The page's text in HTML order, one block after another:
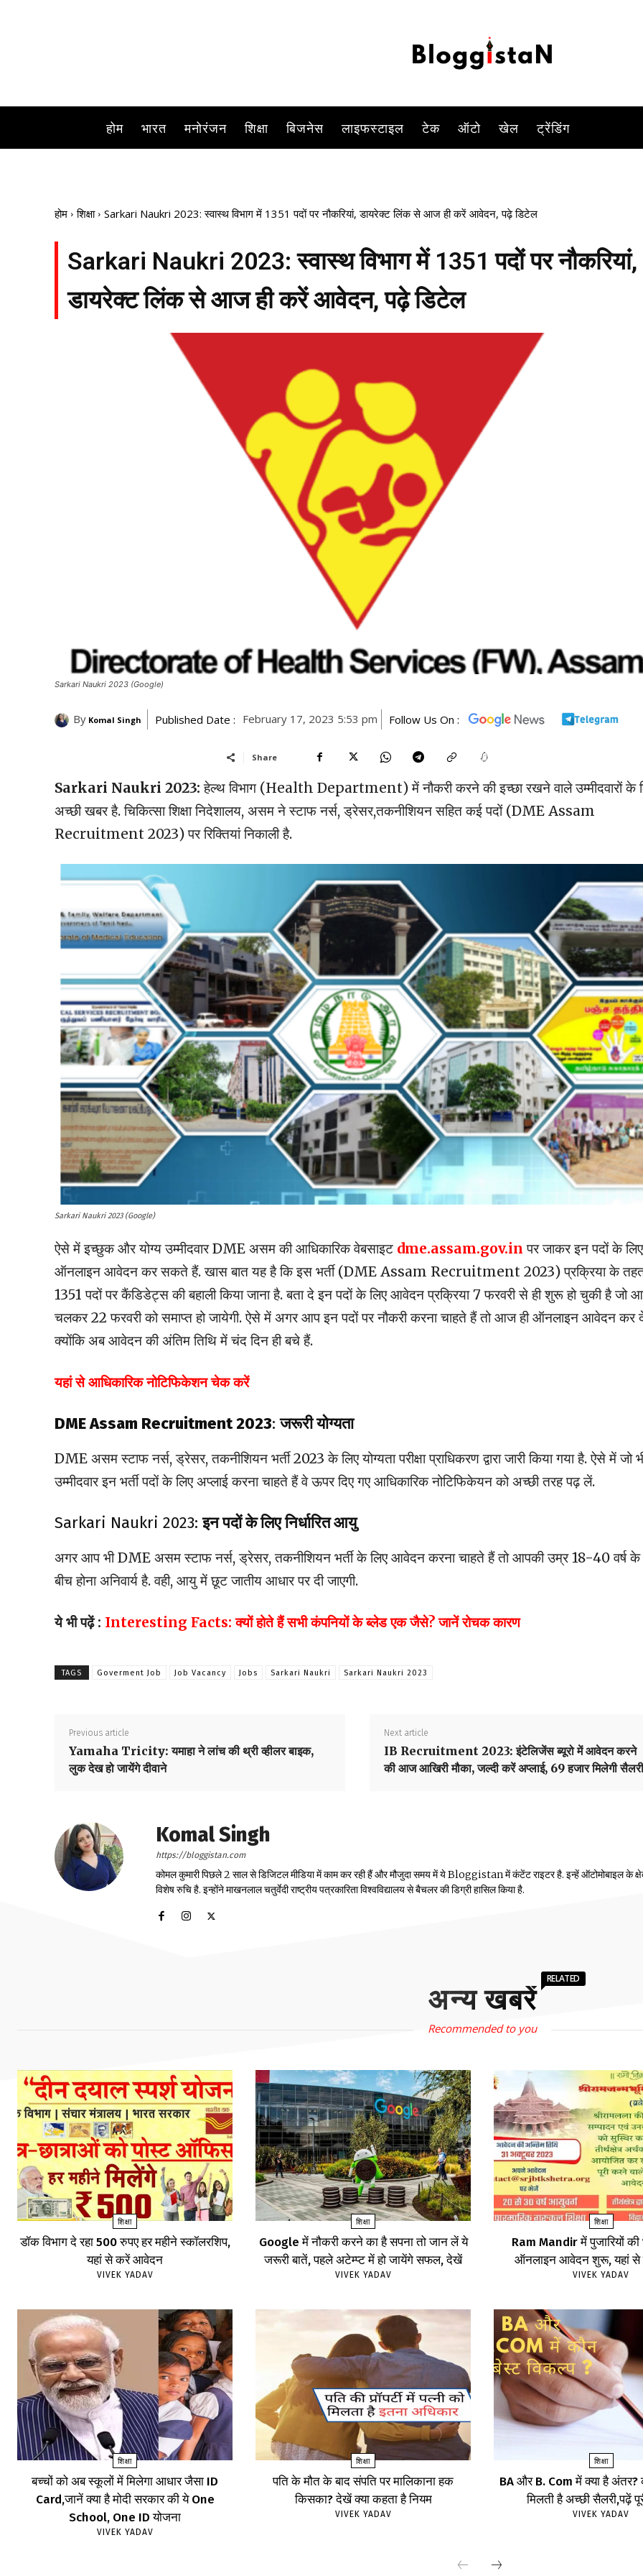
होम भारत मनोरंजन शिक्षा बिजनेस लाइफस्टाइल टेक ऑटो खेल ट्रेंडिंग
होम शिक्षा Sarkari Naukri 2023: स्वास्थ विभाग में 1351 पदों पर नौकरियां, डायरेक्ट लिंक से आज ही करें आवेदन, पढ़े डिटेल
Sarkari Naukri 2023: स्वास्थ विभाग में 1351 पदों पर नौकरियां,
डायरेक्ट लिंक से आज ही करें आवेदन, पढ़े डिटेल
Sarkari Naukri 2023 (Google)
By Komal Singh Published Date : February 17, 2023 5:53 pm Follow Us On :
Share
Sarkari Naukri 2023:हेल्थ विभाग (Health Department) में नौकरी करने की इच्छा रखने वाले उम्मीदवारों के
अच्छी खबर है. चिकित्सा शिक्षा निदेशालय, असम ने स्टाफ नर्स, ड्रेसर,तकनीशियन सहित कई पदों (DME Assam
Recruitment 2023) पर रिक्तियां निकाली है.
Sarkari Naukri 2023 (Google)
ऐसे में इच्छुक और योग्य उम्मीदवार DME असम की आधिकारिक वेबसाइट dme.assam.gov.in पर जाकर इन पदों के लिए
ऑनलाइन आवेदन कर सकते हैं. खास बात यह है कि इस भर्ती (DME Assam Recruitment 2023) प्रक्रिया के
1351 पदों पर कैंडिडेट्स की बहाली किया जाना है. बता दे इन पदों के लिए आवेदन प्रक्रिया 7 फरवरी से ही शुरू हो चुकी है जो
चलकर 22 फरवरी को समाप्त हो जायेगी. ऐसे में अगर आप इन पदों पर नौकरी करना चाहते हैं तो आज ही ऑनलाइन आवेदन कर
क्योंकि अब आवेदन की अंतिम तिथि में चंद दिन ही बचे हैं.
यहां से आधिकारिक नोटिफिकेशन चेक करें
DME Assam Recruitment 2023:जरूरी योग्यता
DME असम स्टाफ नर्स, ड्रेसर, तकनीशियन भर्ती 2023 के लिए योग्यता परीक्षा प्राधिकरण द्वारा जारी किया गया है. ऐसे में जो
उम्मीदवार इन भर्ती पदों के लिए अप्लाई करना चाहते हैं वे ऊपर दिए गए आधिकारिक नोटिफिकेयन को अच्छी तरह पढ़ लें.
Sarkari Naukri 2023:इन पदों के लिए निर्धारित आयु
अगर आप भी DME असम स्टाफ नर्स, ड्रेसर, तकनीशियन भर्ती के लिए आवेदन करना चाहते हैं तो आपकी उम्र 18-40 वर्ष के
बीच होना अनिवार्य है. वही, आयु में छूट जातीय आधार पर दी जाएगी.
ये भी पढ़ें : Interesting Facts: क्यों होते हैं सभी कंपनियों के ब्लेड एक जैसे? जानें रोचक कारण
TAGS Goverment Job Job Vacancy Jobs Sarkari Naukri Sarkari Naukri 2023
Previous article
Yamaha Tricity: यमाहा ने लांच की थ्री व्हीलर बाइक,
लुक देख हो जायेंगे दीवाने
Next article
IB Recruitment 2023: इंटेलिजेंस ब्यूरो में आवेदन करने
की आज आखिरी मौका, जल्दी करें अप्लाई, 69 हजार मिलेगी सैलरी
Komal Singh
https://bloggistan.com
कोमल कुमारी पिछले 2 साल से डिजिटल मीडिया में काम कर रही हैं और मौजुदा समय में ये Bloggistan में कंटेंट राइटर है. इन्हें ऑटोमोबाइल के
विशेष रुचि है. इन्होंने माखनलाल चतुर्वेदी राष्ट्रीय पत्रकारिता विश्वविद्यालय से बैचलर की डिग्री हासिल किया है.
अन्य खबरें
RELATED
Recommended to you
शिक्षा
डॉक विभाग दे रहा 500 रुपए हर महीने स्कॉलरशिप,
यहां से करें आवेदन
VIVEK YADAV
शिक्षा
Google में नौकरी करने का है सपना तो जान लें ये
जरूरी बातें, पहले अटेम्प्ट में हो जायेंगे सफल, देखें
VIVEK YADAV
शिक्षा
Ram Mandir में पुजारियों की
ऑनलाइन आवेदन शुरू, यहां से
VIVEK YADAV
शिक्षा
बच्चों को अब स्कूलों में मिलेगा आधार जैसा ID
Card,जानें क्या है मोदी सरकार की ये One
School, One ID योजना
VIVEK YADAV
शिक्षा
पति के मौत के बाद संपति पर मालिकाना हक
किसका? देखें क्या कहता है नियम
VIVEK YADAV
शिक्षा
BA और B. Com में क्या है अंतर?
मिलती है अच्छी सैलरी,पढ़ें
VIVEK YADAV